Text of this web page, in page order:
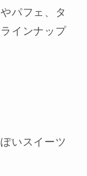
パフェ、タ
インナップ
いスイーツ